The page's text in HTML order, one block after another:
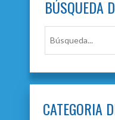
BÚSQUEDA
CATEGORIA